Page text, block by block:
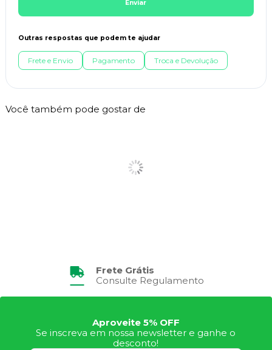
Enviar
Outras respostas que podem te ajudar
Frete e Envio Pagamento Troca e Devolução
Você também pode gostar de
Frete Grátis
Consulte Regulamento
Aproveite 5% OFF
Se inscreva em nossa newsletter e ganhe o
desconto!